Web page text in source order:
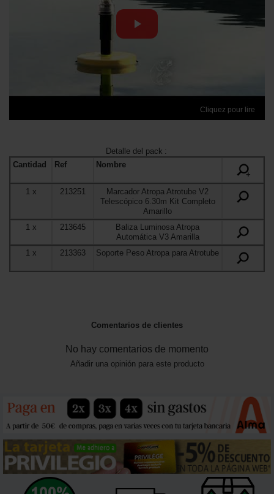
Cliquez pour lire
Detalle del pack :
Cantidad
Ref
Nombre
+
1 x 213251
Marcador Atropa Atrotube V2
Telescópico 6.30m Kit Completo
Amarillo
1 x 213645
Baliza Luminosa Atropa
Automática V3 Amarilla
1x 213363 Soporte Peso Atropa para Atrotube
Comentarios de clientes
No hay comentarios de momento
Añadir una opinión para este producto